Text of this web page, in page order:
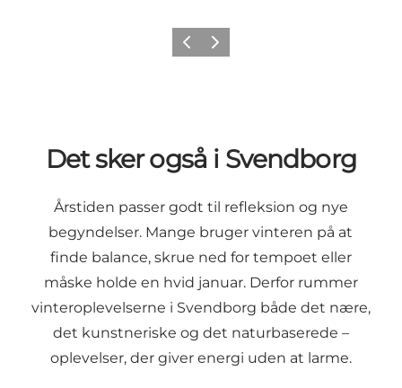
Forrige billede
Næste billede
Det sker også i Svendborg
Årstiden passer godt til refleksion og nye
begyndelser. Mange bruger vinteren på at
finde balance, skrue ned for tempoet eller
måske holde en hvid januar. Derfor rummer
vinteroplevelserne i Svendborg både det nære,
det kunstneriske og det naturbaserede –
oplevelser, der giver energi uden at larme.